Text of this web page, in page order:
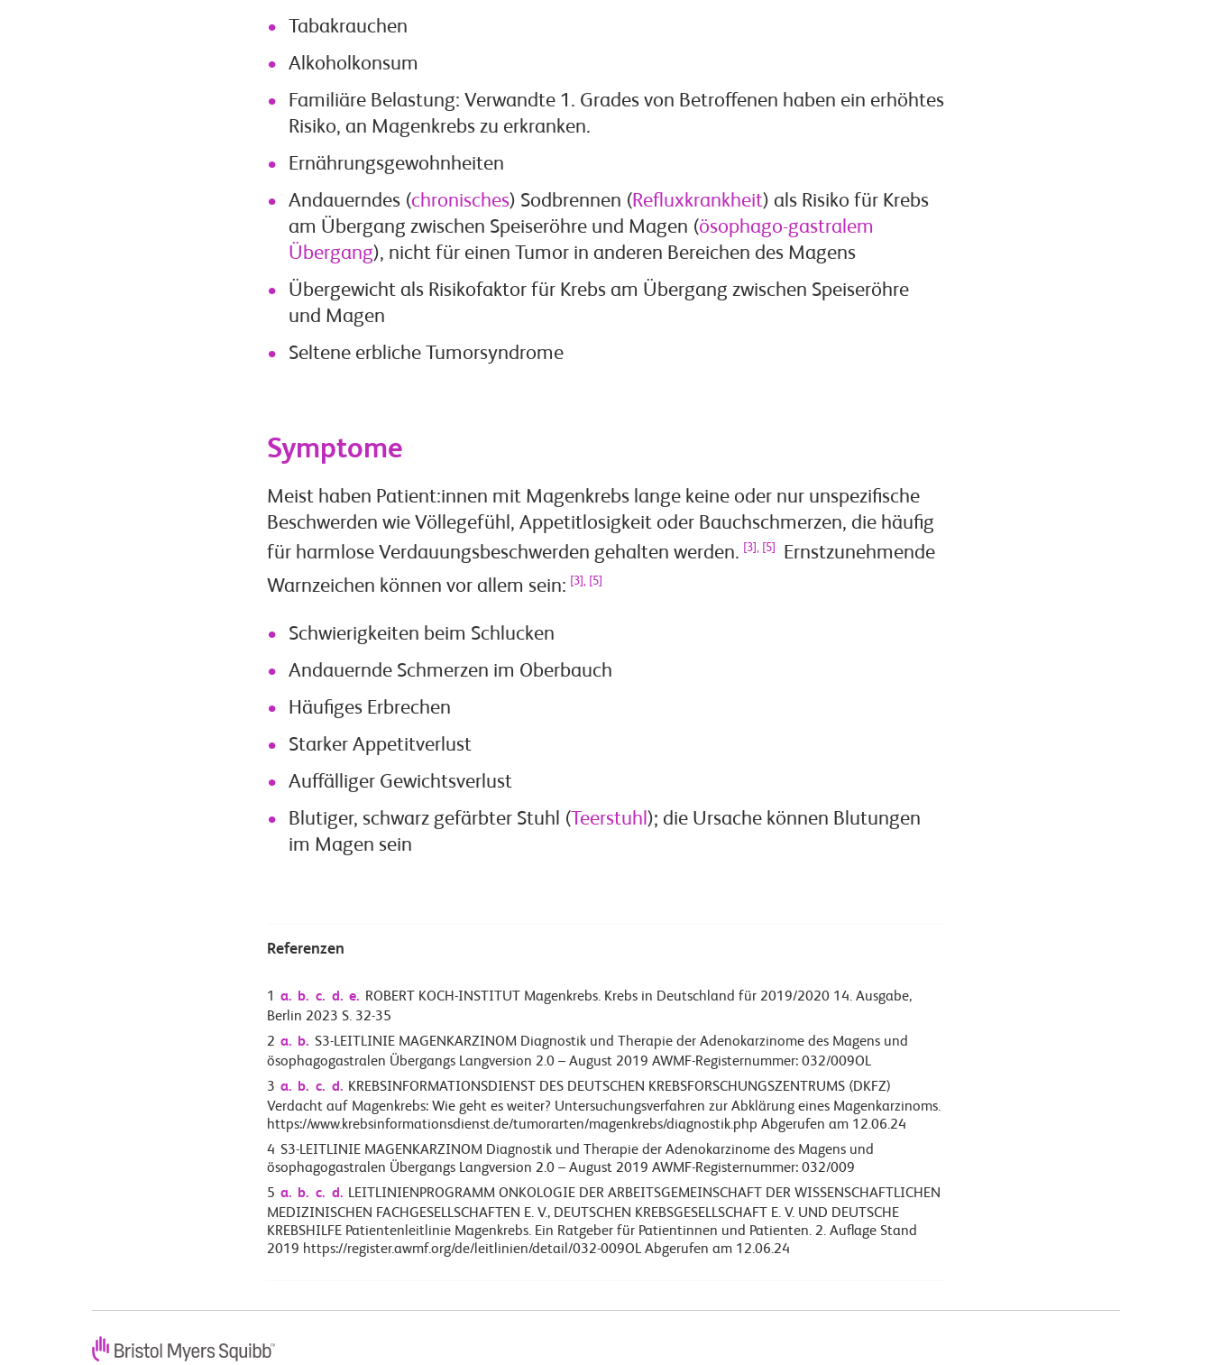
Tabakrauchen
Alkoholkonsum
Familiäre Belastung: Verwandte 1. Grades von Betroffenen haben ein erhöhtes
Risiko, an Magenkrebs zu erkranken.
Ernährungsgewohnheiten
Andauerndes (chronisches) Sodbrennen (Refluxkrankheit) als Risiko für Krebs
am Übergang zwischen Speiseröhre und Magen (ösophago-gastralem
Übergang), nicht für einen Tumor in anderen Bereichen des Magens
Übergewicht als Risikofaktor für Krebs am Übergang zwischen Speiseröhre
und Magen
Seltene erbliche Tumorsyndrome
Symptome
Meist haben Patient:innen mit Magenkrebs lange keine oder nur unspezifische
Beschwerden wie Völlegefühl, Appetitlosigkeit oder Bauchschmerzen, die häufig
für harmlose Verdauungsbeschwerden gehalten werden.
[3], [5]
Ernstzunehmende
Warnzeichen können vor allem sein:
[3], [5]
Schwierigkeiten beim Schlucken
Andauernde Schmerzen im Oberbauch
Häufiges Erbrechen
Starker Appetitverlust
Auffälliger Gewichtsverlust
Blutiger, schwarz gefärbter Stuhl ( Teerstuhl ); die Ursache können Blutungen
im Magen sein
Referenzen
1 a. b. c. d. e. ROBERT KOCH-INSTITUT Magenkrebs. Krebs in Deutschland für 2019/2020 14. Ausgabe,
Berlin 2023 S. 32-35
2 a. b. S3-LEITLINIE MAGENKARZINOM Diagnostik und Therapie der Adenokarzinome des Magens und
ösophagogastralen Übergangs Langversion 2.0 – August 2019 AWMF-Registernummer: 032/009OL
3 a. b. c. d. KREBSINFORMATIONSDIENST DES DEUTSCHEN KREBSFORSCHUNGSZENTRUMS (DKFZ)
Verdacht auf Magenkrebs: Wie geht es weiter? Untersuchungsverfahren zur Abklärung eines Magenkarzinoms.
https://www.krebsinformationsdienst.de/tumorarten/magenkrebs/diagnostik.php Abgerufen am 12.06.24
4 S3-LEITLINIE MAGENKARZINOM Diagnostik und Therapie der Adenokarzinome des Magens und
ösophagogastralen Übergangs Langversion 2.0 – August 2019 AWMF-Registernummer: 032/009
5 a. b. c. d. LEITLINIENPROGRAMM ONKOLOGIE DER ARBEITSGEMEINSCHAFT DER WISSENSCHAFTLICHEN
MEDIZINISCHEN FACHGESELLSCHAFTEN E. V., DEUTSCHEN KREBSGESELLSCHAFT E. V. UND DEUTSCHE
KREBSHILFE Patientenleitlinie Magenkrebs. Ein Ratgeber für Patientinnen und Patienten. 2. Auflage Stand
2019 https://register.awmf.org/de/leitlinien/detail/032-009OL Abgerufen am 12.06.24